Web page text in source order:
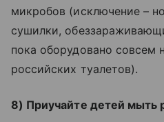
микробов (исключение –
сушилки,
пока оборудовано совсем
российских туалетов).
8) Приучайте детей мыть